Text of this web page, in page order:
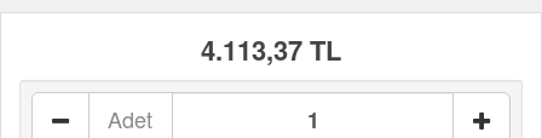
4.113,37 TL
Adet